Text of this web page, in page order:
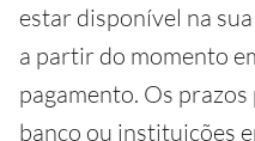
estar disponível na
a partir do momento
pagamento. Os
banco ou instituições